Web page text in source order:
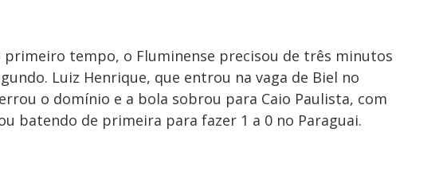
primeiro tempo, o Fluminense precisou de três minutos
Luiz Henrique, que entrou na vaga de Biel no
o domínio e a bola sobrou para Caio Paulista, com
batendo de primeira para fazer 1 a 0 no Paraguai.